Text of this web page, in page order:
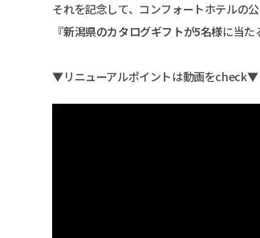
それを記念して、コンフォートホテルの
『新潟県のカタログギフトが5名様に当た
▼リニューアルポイントは動画をcheck▼